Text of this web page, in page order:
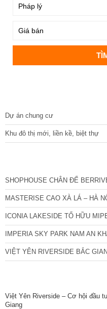
Dự án chung cư
Khu đô thị mới, liền kề, biệt thự
SHOPHOUSE CHÂN ĐẾ
MASTERISE CAO XÀ LÁ – HÀ
ICONIA LAKESIDE TỐ HỮU
IMPERIA SKY PARK NAM AN
VIỆT YÊN RIVERSIDE BẮC
Việt Yên Riverside – Cơ hội đầu
Giang